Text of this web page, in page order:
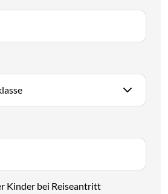
Kinder bei Reiseantritt